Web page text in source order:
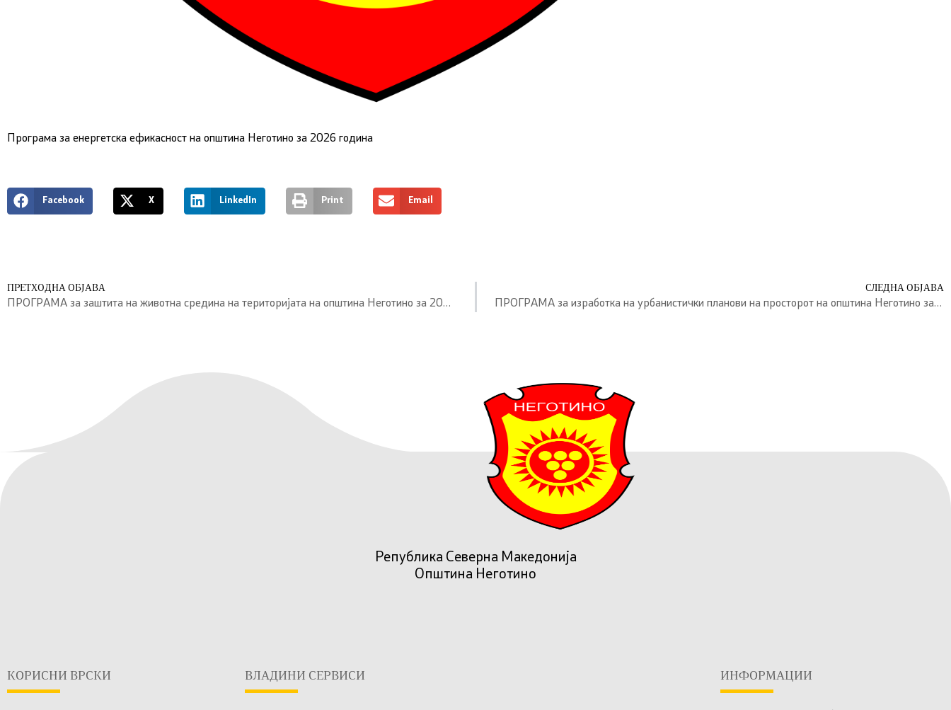
Програма за енергетска ефикасност на општина Неготино за 2026 година
Facebook X LinkedIn Print Email
ПРЕТХОДНА ОБЈАВА
ПРОГРАМА за заштита на животна средина на територијата на општина Неготино за 2026 година
СЛЕДНА ОБЈАВА
ПРОГРАМА за изработка на урбанистички планови на просторот на општина Неготино за 2026 година
Република Северна Македонија
Општина Неготино
КОРИСНИ ВРСКИ ВЛАДИНИ СЕРВИСИ ИНФОРМАЦИИ